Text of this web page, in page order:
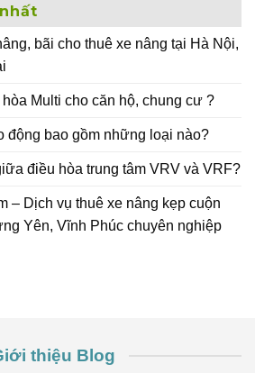
bãi cho thuê xe nâng tại Hà Nội,
Multi cho căn hộ, chung cư ?
động bao gồm những loại nào?
điều hòa trung tâm VRV và VRF?
– Dịch vụ thuê xe nâng kẹp cuộn
Yên, Vĩnh Phúc chuyên nghiệp
thiệu Blog